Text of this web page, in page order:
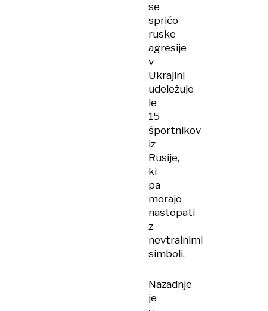
se
spričo
ruske
agresije
v
Ukrajini
udeležuje
le
15
športnikov
iz
Rusije,
ki
pa
morajo
nastopati
z
nevtralnimi
simboli.
Nazadnje
je